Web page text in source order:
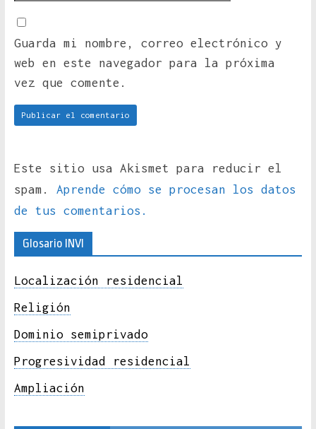
Guarda mi nombre, correo electrónico y
web en este navegador para la próxima
vez que comente.
Este sitio usa Akismet para reducir el
spam. Aprende cómo se procesan los datos
de tus comentarios.
Glosario INVI
Localización residencial
Religión
Dominio semiprivado
Progresividad residencial
Ampliación